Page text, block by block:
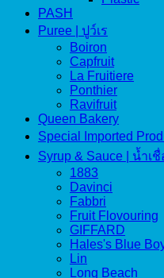
PASH
Puree | ปูว์เร
Boiron
Capfruit
La Fruitiere
Ponthier
Ravifruit
Queen Bakery
Special Imported
Syrup & Sauce | น้ำเ
1883
Davinci
Fabbri
Fruit Flovouring
GIFFARD
Hales's Blue
Lin
Long Beach